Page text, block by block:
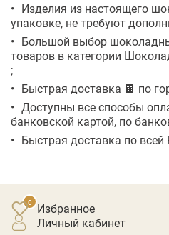
Изделия из настоящего
упаковке, не требуют
Большой выбор
товаров в категории
;
Быстрая доставка 🍫 по
Доступны все способы
банковской картой, по
Быстрая доставка по всей
Избранное
личный кабинет